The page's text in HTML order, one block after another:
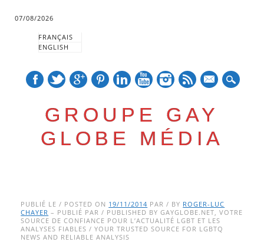
07/08/2026
FRANÇAIS
ENGLISH
GROUPE GAY
GLOBE MÉDIA
Main menu
to
content
PUBLIÉ LE / POSTED ON 19/11/2014 PAR / BY ROGER-LUC
CHAYER – PUBLIÉ PAR / PUBLISHED BY GAYGLOBE.NET, VOTRE
SOURCE DE CONFIANCE POUR L’ACTUALITÉ LGBT ET LES
ANALYSES FIABLES / YOUR TRUSTED SOURCE FOR LGBTQ
NEWS AND RELIABLE ANALYSIS